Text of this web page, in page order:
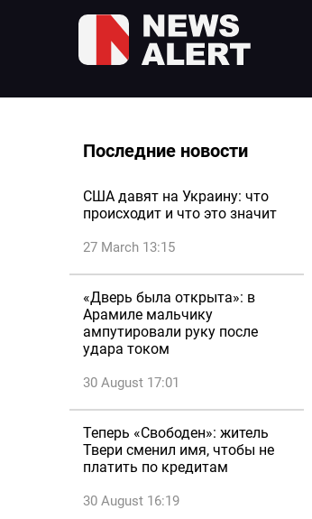
Последние новости
США давят на Украину: что
происходит и что это значит
27 March 13:15
«Дверь была открыта»: в
Арамиле мальчику
ампутировали руку после
удара током
30 August 17:01
Теперь «Свободен»: житель
Твери сменил имя, чтобы не
платить по кредитам
30 August 16:19